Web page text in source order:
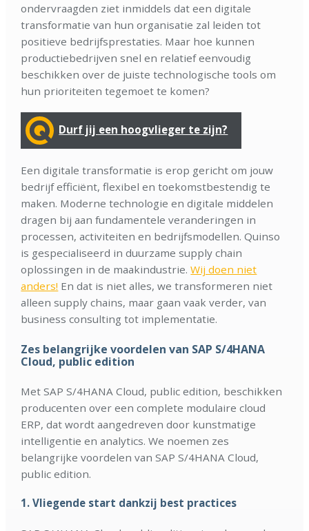
ondervraagden ziet inmiddels dat een digitale
transformatie van hun organisatie zal leiden tot
positieve bedrijfsprestaties. Maar hoe kunnen
productiebedrijven snel en relatief eenvoudig
beschikken over de juiste technologische tools om
hun prioriteiten tegemoet te komen?
Durf jij een hoogvlieger te zijn?
Een digitale transformatie is erop gericht om jouw
bedrijf efficiënt, flexibel en toekomstbestendig te
maken. Moderne technologie en digitale middelen
dragen bij aan fundamentele veranderingen in
processen, activiteiten en bedrijfsmodellen. Quinso
is gespecialiseerd in duurzame supply chain
oplossingen in de maakindustrie.Wij doen niet
anders! En dat is niet alles, we transformeren niet
alleen supply chains, maar gaan vaak verder, van
business consulting tot implementatie.
Zes belangrijke voordelen van SAP S/4HANA
Cloud, public edition
Met SAP S/4HANA Cloud, public edition, beschikken
producenten over een complete modulaire cloud
ERP, dat wordt aangedreven door kunstmatige
intelligentie en analytics. We noemen zes
belangrijke voordelen van SAP S/4HANA Cloud,
public edition.
1.Vliegende start dankzij best practices